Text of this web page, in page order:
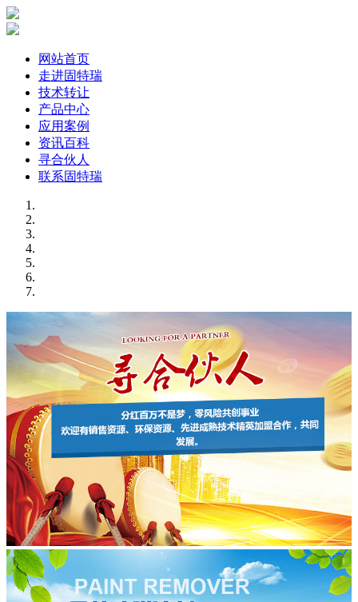
网站首页
走进固特瑞
技术转让
产品中心
应用案例
资讯百科
寻合伙人
联系固特瑞